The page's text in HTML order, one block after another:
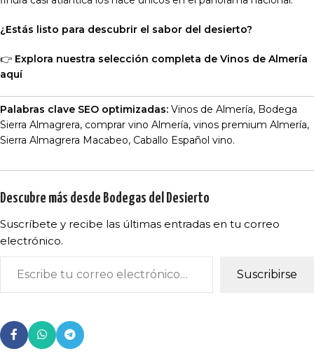
¿Estás listo para descubrir el sabor del desierto?
👉 Explora nuestra selección completa de Vinos de Almería
aquí
Palabras clave SEO optimizadas: Vinos de Almería, Bodega
Sierra Almagrera, comprar vino Almería, vinos premium Almería,
Sierra Almagrera Macabeo, Caballo Español vino.
Descubre más desde Bodegas del Desierto
Suscríbete y recibe las últimas entradas en tu correo
electrónico.
Suscribirse